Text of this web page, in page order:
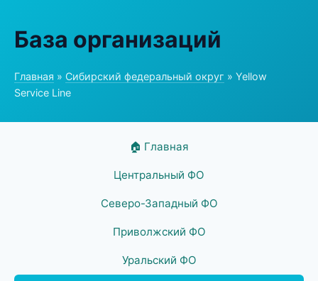
База организаций
Главная » Сибирский федеральный округ » Yellow
Service Line
🏠 Главная
Центральный ФО
Северо-Западный ФО
Приволжский ФО
Уральский ФО